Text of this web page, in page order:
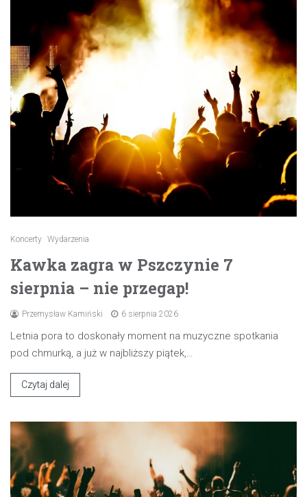
Koncerty Wydarzenia
Kawka zagra w Pszczynie 7
sierpnia – nie przegap!
Przemysław Kamiński 6 sierpnia 2026
Letnia pora to doskonały moment na muzyczne spotkania
pod chmurką, a już w najbliższy piątek,…
Czytaj dalej